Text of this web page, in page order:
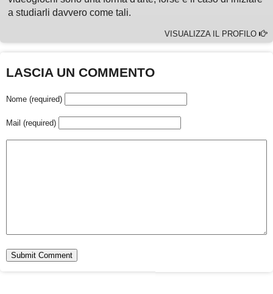
a studiarli davvero come tali.
VISUALIZZA IL PROFILO
LASCIA UN COMMENTO
Nome (required)
Mail (required)